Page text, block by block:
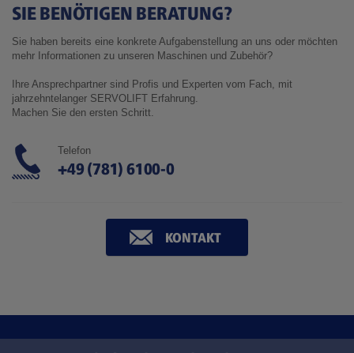
SIE BENÖTIGEN BERATUNG?
Sie haben bereits eine konkrete Aufgabenstellung an uns oder möchten
mehr Informationen zu unseren Maschinen und Zubehör?
Ihre Ansprechpartner sind Profis und Experten vom Fach, mit
jahrzehntelanger SERVOLIFT Erfahrung.
Machen Sie den ersten Schritt.
Telefon
+49 (781) 6100-0
KONTAKT